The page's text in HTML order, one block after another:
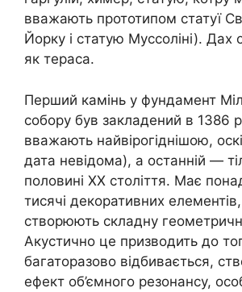
вважають прототипом статуї
Йорку і статую Муссоліні).
як тераса.
Перший камінь у фундамент
собору був закладений в 1386
вважають найвірогіднішою,
дата невідома), а останній —
половині XX століття. Має
тисячі декоративних
створюють складну
Акустично це призводить до
багаторазово відбивається,
ефект об’ємного резонансу,